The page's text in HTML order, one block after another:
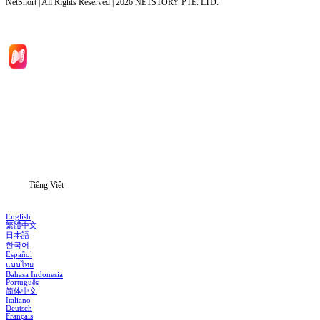
NetShort | All Rights Reserved | 2026 NETSTORY PTE. LTD.
Tiếng Việt
English
繁體中文
日本語
한국어
Español
แบบไทย
Bahasa Indonesia
Português
简体中文
Italiano
Deutsch
Français